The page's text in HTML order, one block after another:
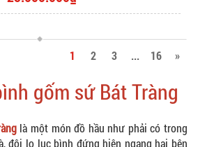
1 2 3 ... 16 »
gốm sứ Bát Tràng
là một món đồ hầu như phải có trong
đôi lọ lục bình đứng hiên ngang hai bên